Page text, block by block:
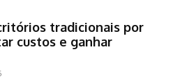
tradicionais por
custos e ganhar